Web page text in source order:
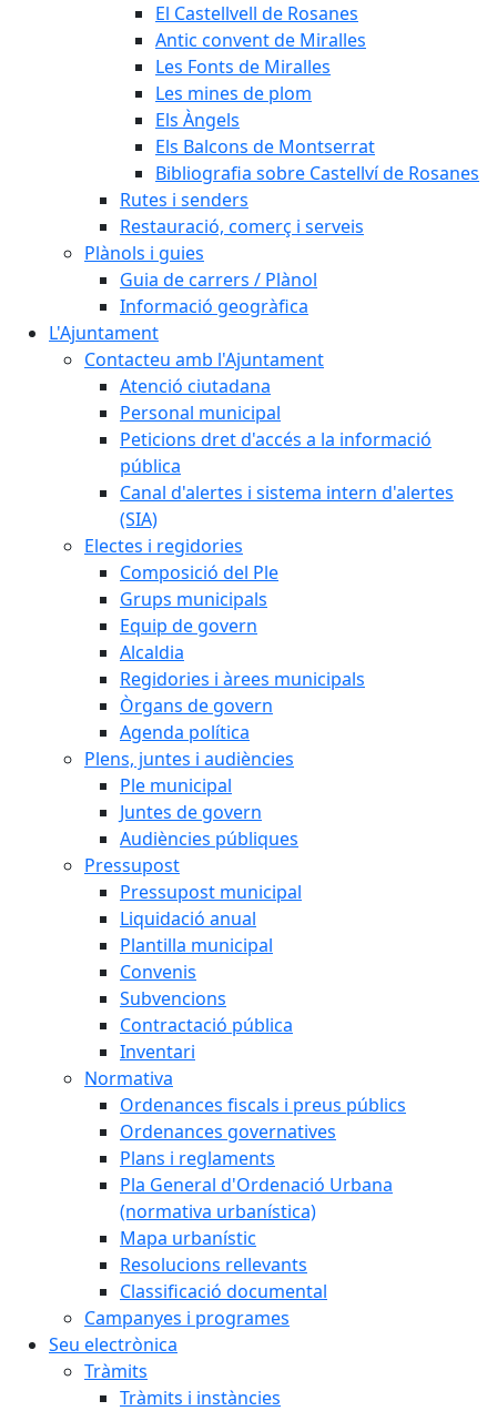
El Castellvell de Rosanes
Antic convent de Miralles
Les Fonts de Miralles
Les mines de plom
Els Àngels
Els Balcons de Montserrat
Bibliografia sobre Castellví de Rosanes
Rutes i senders
Restauració, comerç i serveis
Plànols i guies
Guia de carrers / Plànol
Informació geogràfica
L'Ajuntament
Contacteu amb l'Ajuntament
Atenció ciutadana
Personal municipal
Peticions dret d'accés a la informació
pública
Canal d'alertes i sistema intern d'alertes
(SIA)
Electes i regidories
Composició del Ple
Grups municipals
Equip de govern
Alcaldia
Regidories i àrees municipals
Òrgans de govern
Agenda política
Plens, juntes i audiències
Ple municipal
Juntes de govern
Audiències públiques
Pressupost
Pressupost municipal
Liquidació anual
Plantilla municipal
Convenis
Subvencions
Contractació pública
Inventari
Normativa
Ordenances fiscals i preus públics
Ordenances governatives
Plans i reglaments
Pla General d'Ordenació Urbana
(normativa urbanística)
Mapa urbanístic
Resolucions rellevants
Classificació documental
Campanyes i programes
Seu electrònica
Tràmits
Tràmits i instàncies